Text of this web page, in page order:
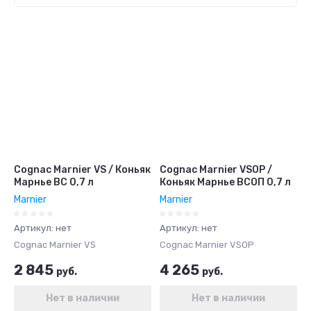
Cognac Marnier VS / Коньяк
Марнье ВС 0,7 л
Marnier
Артикул: нет
Cognac Marnier VS
2 845 руб.
Нет в наличии
Cognac Marnier VSOP /
Коньяк Марнье ВСОП 0,7 л
Marnier
Артикул: нет
Cognac Marnier VSOP
4 265 руб.
Нет в наличии